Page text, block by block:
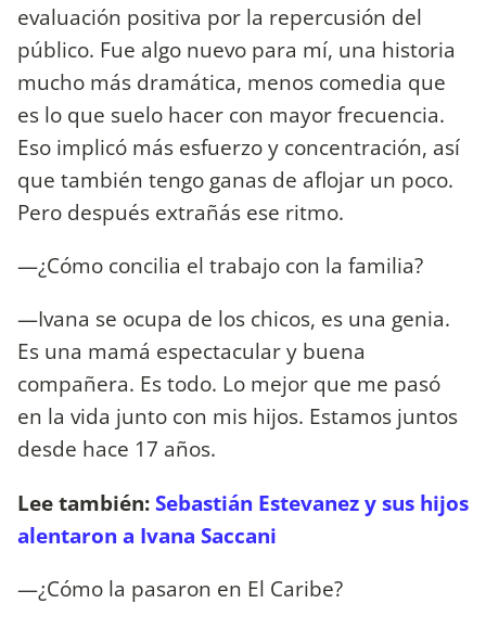
evaluación positiva por la repercusión del
público. Fue algo nuevo para mí, una historia
mucho más dramática, menos comedia que
es lo que suelo hacer con mayor frecuencia.
Eso implicó más esfuerzo y concentración, así
que también tengo ganas de aflojar un poco.
Pero después extrañás ese ritmo.
—¿Cómo concilia el trabajo con la familia?
—Ivana se ocupa de los chicos, es una genia.
Es una mamá espectacular y buena
compañera. Es todo. Lo mejor que me pasó
en la vida junto con mis hijos. Estamos juntos
desde hace 17 años.
Lee también:Sebastián Estevanez y sus hijos
alentaron a Ivana Saccani
—¿Cómo la pasaron en El Caribe?